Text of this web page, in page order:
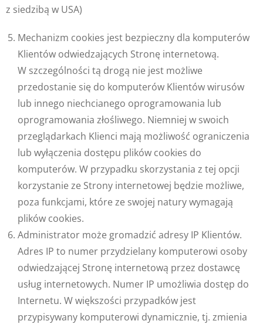
z siedzibą w USA)
Mechanizm cookies jest bezpieczny dla komputerów
Klientów odwiedzających Stronę internetową.
W szczególności tą drogą nie jest możliwe
przedostanie się do komputerów Klientów wirusów
lub innego niechcianego oprogramowania lub
oprogramowania złośliwego. Niemniej w swoich
przeglądarkach Klienci mają możliwość ograniczenia
lub wyłączenia dostępu plików cookies do
komputerów. W przypadku skorzystania z tej opcji
korzystanie ze Strony internetowej będzie możliwe,
poza funkcjami, które ze swojej natury wymagają
plików cookies.
Administrator może gromadzić adresy IP Klientów.
Adres IP to numer przydzielany komputerowi osoby
odwiedzającej Stronę internetową przez dostawcę
usług internetowych. Numer IP umożliwia dostęp do
Internetu. W większości przypadków jest
przypisywany komputerowi dynamicznie, tj. zmienia